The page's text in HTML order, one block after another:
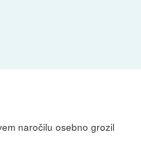
naročilu osebno grozil